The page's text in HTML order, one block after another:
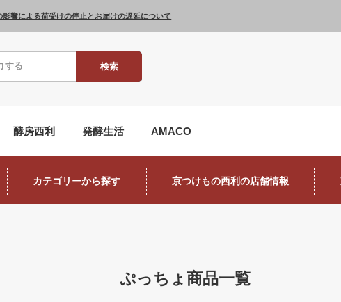
響による荷受けの停止とお届けの遅延について
検索
酵房西利 発酵生活 AMACO
カテゴリーから探す 京つけもの西利の店舗情報
ぷっちょ商品一覧